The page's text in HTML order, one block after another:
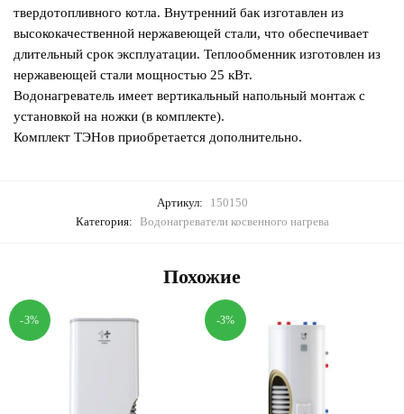
твердотопливного котла. Внутренний бак изготавлен из
высококачественной нержавеющей стали, что обеспечивает
длительный срок эксплуатации. Теплообменник изготовлен из
нержавеющей стали мощностью 25 кВт.
Водонагреватель имеет вертикальный напольный монтаж с
установкой на ножки (в комплекте).
Комплект ТЭНов приобретается дополнительно.
Артикул:
150150
Категория: Водонагреватели косвенного нагрева
Похожие
-3% -3%